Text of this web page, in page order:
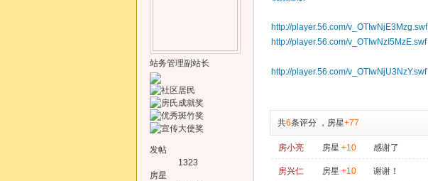
站务管理副站长
发帖
1323
房星
http://player.56.com/v_OTIwNjE3Mzg.swf
http://player.56.com/v_OTIwNzI5MzE.swf
http://player.56.com/v_OTIwNjU3NzY.swf
共6条评分 ， 房星+77
房小亮 房星 +10 感谢了
房兴仁 房星 +10 谢谢！